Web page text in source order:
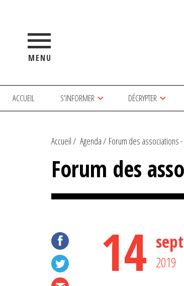
MENU
ACCUEIL S’INFORMER DÉCRYPTER
Accueil Agenda Forum des associations
Forum des
14 2019